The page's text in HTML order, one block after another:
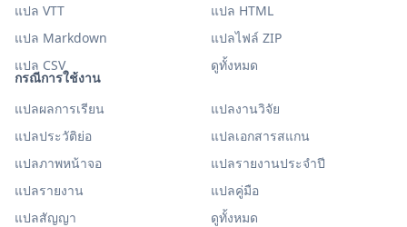
กรณีการใช้งาน
แปลผลการเรียน
แปลงานวิจัย
แปลประวัติย่อ
แปลเอกสารสแกน
แปลภาพหน้าจอ
แปลรายงานประจำปี
แปลรายงาน
แปลคู่มือ
แปลสัญญา
ดูทั้งหมด
แปล VTT
แปล HTML
แปล Markdown
แปลไฟล์ ZIP
แปล CSV
ดูทั้งหมด